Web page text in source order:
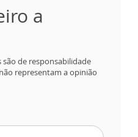
a
são de responsabilidade
representam a opinião